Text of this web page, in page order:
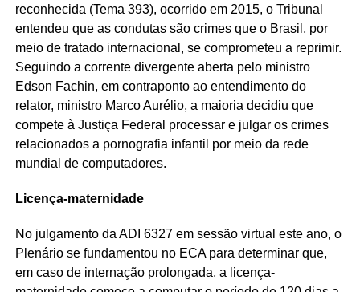
reconhecida (Tema 393), ocorrido em 2015, o Tribunal
entendeu que as condutas são crimes que o Brasil, por
meio de tratado internacional, se comprometeu a reprimir.
Seguindo a corrente divergente aberta pelo ministro
Edson Fachin, em contraponto ao entendimento do
relator, ministro Marco Aurélio, a maioria decidiu que
compete à Justiça Federal processar e julgar os crimes
relacionados a pornografia infantil por meio da rede
mundial de computadores.
Licença-maternidade
No julgamento da ADI 6327 em sessão virtual este ano, o
Plenário se fundamentou no ECA para determinar que,
em caso de internação prolongada, a licença-